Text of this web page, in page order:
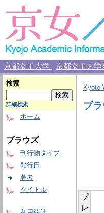
京都女子大学 京都女子大学
検索
詳細検索
ホーム
ブラウズ
刊行物タイプ
発行日
著者
タイトル
Kyoto
ブ
プ
レ